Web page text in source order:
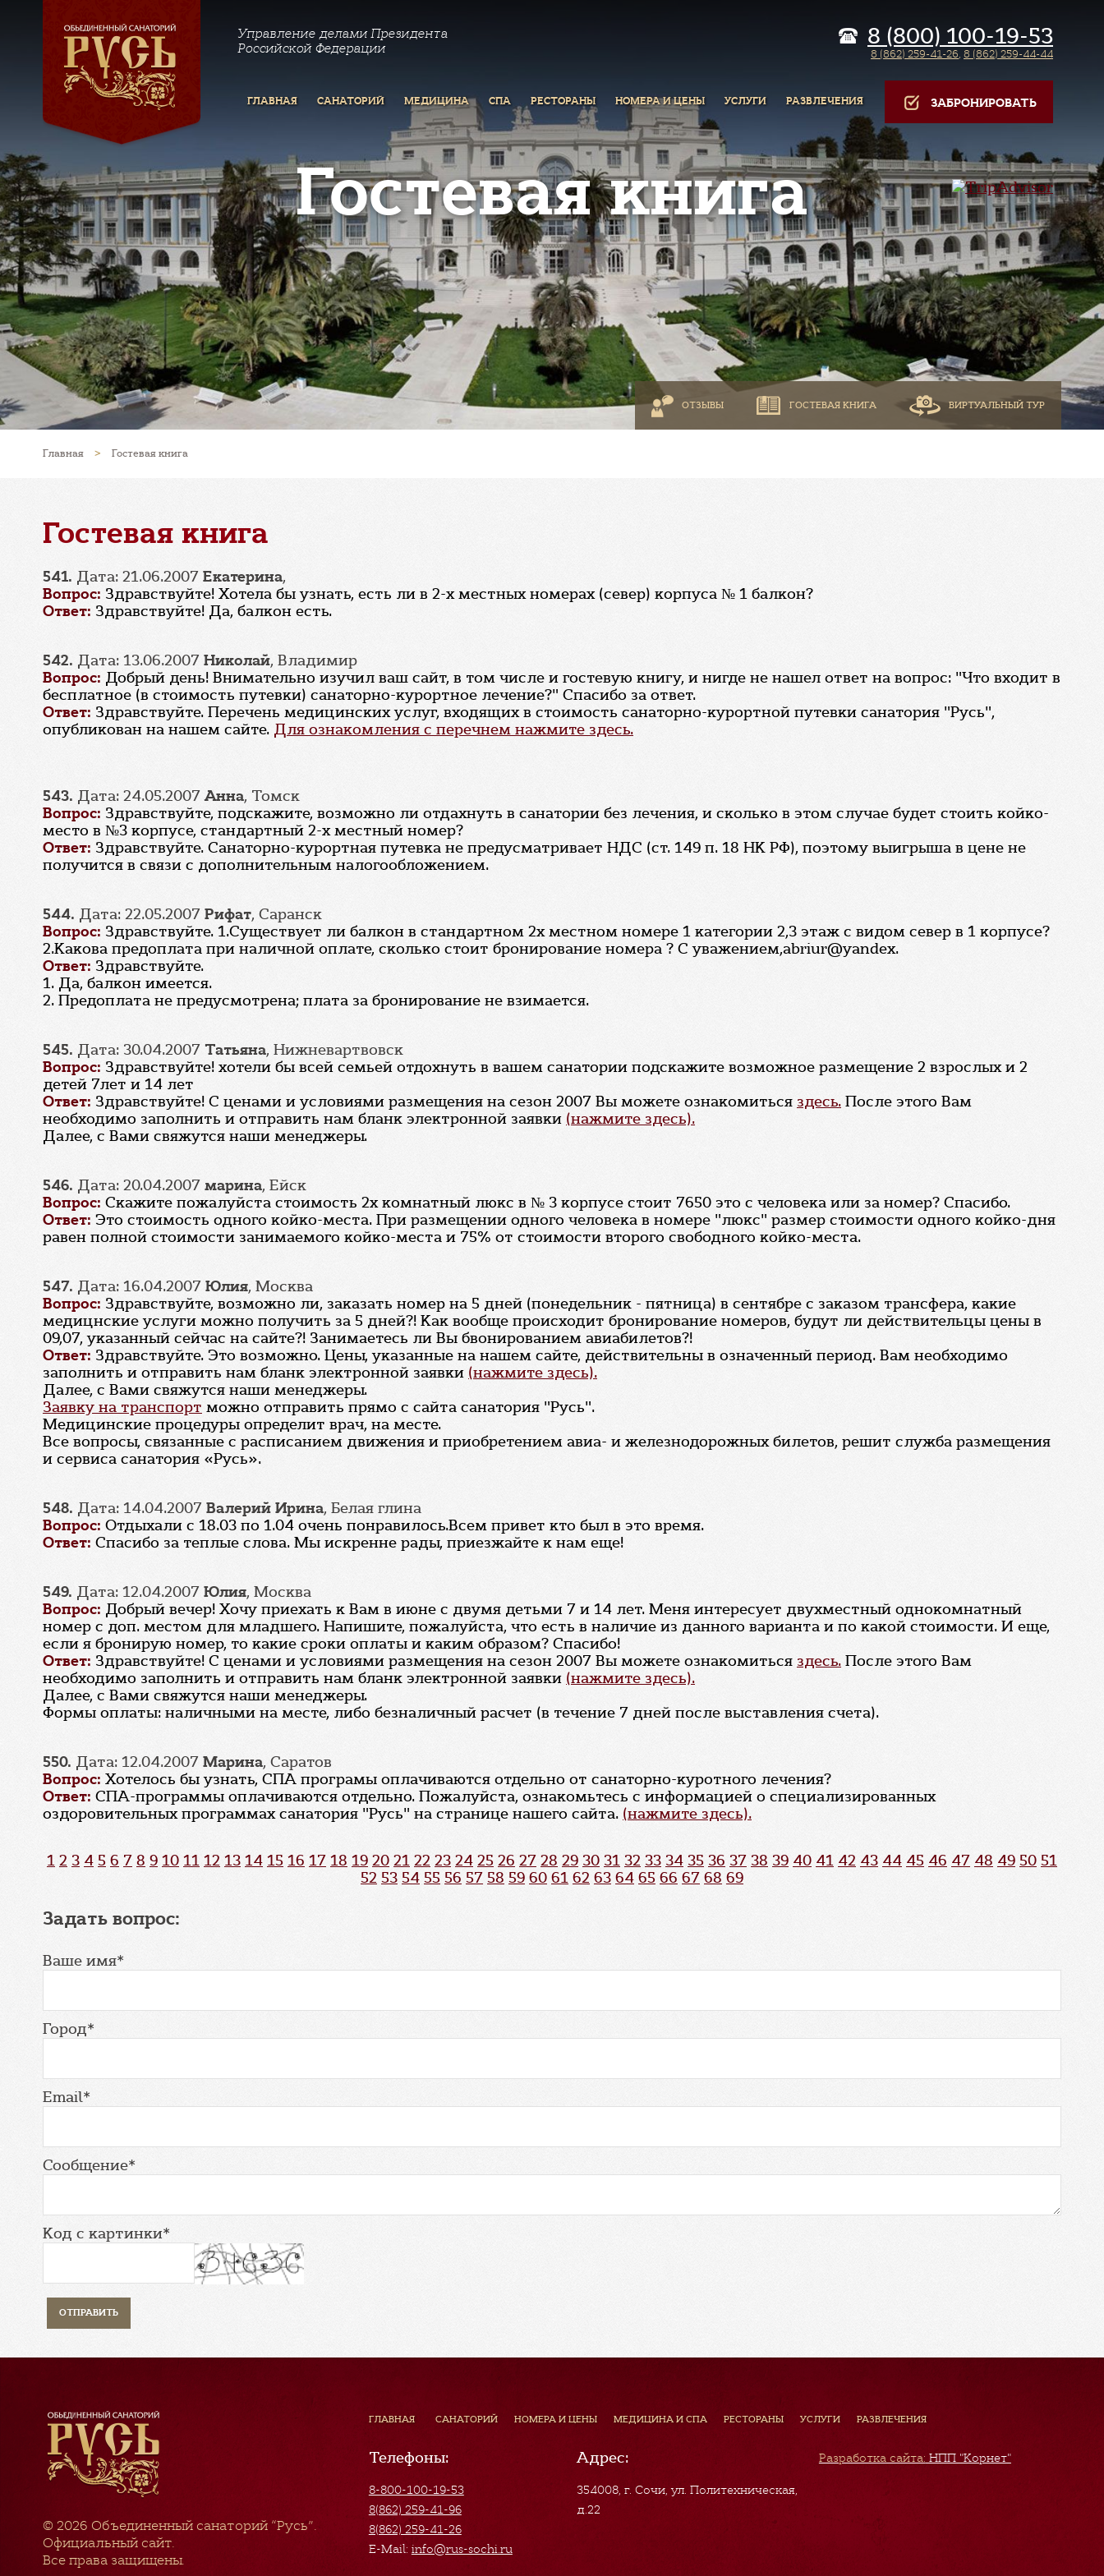
Управление делами Президента
Российской Федерации
8 (800) 100-19-53
8 (862) 259-41-26, 8 (862) 259-44-44
ГЛАВНАЯ САНАТОРИЙ МЕДИЦИНА СПА РЕСТОРАНЫ НОМЕРА И ЦЕНЫ УСЛУГИ РАЗВЛЕЧЕНИЯ ЗАБРОНИРОВАТЬ
Гостевая книга
ОТЗЫВЫ ГОСТЕВАЯ КНИГА ВИРТУАЛЬНЫЙ ТУР
Главная > Гостевая книга
Гостевая книга
541. Дата: 21.06.2007 Екатерина,
Вопрос: Здравствуйте! Хотела бы узнать, есть ли в 2-х местных номерах (север) корпуса № 1 балкон?
Ответ: Здравствуйте! Да, балкон есть.
542. Дата: 13.06.2007 Николай, Владимир
Вопрос: Добрый день! Внимательно изучил ваш сайт, в том числе и гостевую книгу, и нигде не нашел ответ на вопрос: "Что входит в
бесплатное (в стоимость путевки) санаторно-курортное лечение?" Спасибо за ответ.
Ответ: Здравствуйте. Перечень медицинских услуг, входящих в стоимость санаторно-курортной путевки санатория "Русь",
опубликован на нашем сайте. Для ознакомления с перечнем нажмите здесь.
543. Дата: 24.05.2007Анна, Томск
Вопрос: Здравствуйте, подскажите, возможно ли отдахнуть в санатории без лечения, и сколько в этом случае будет стоить койко-
место в №3 корпусе, стандартный 2-х местный номер?
Ответ: Здравствуйте. Санаторно-курортная путевка не предусматривает НДС (ст. 149 п. 18 НК РФ), поэтому выигрыша в цене не
получится в связи с дополнительным налогообложением.
544. Дата: 22.05.2007 Рифат, Саранск
Вопрос: Здравствуйте. 1.Существует ли балкон в стандартном 2х местном номере 1 категории 2,3 этаж с видом север в 1 корпусе?
2.Какова предоплата при наличной оплате, сколько стоит бронирование номера ? С уважением,abriur@yandex.
Ответ: Здравствуйте.
1. Да, балкон имеется.
2. Предоплата не предусмотрена; плата за бронирование не взимается.
545. Дата: 30.04.2007 Татьяна, Нижневартвовск
Вопрос: Здравствуйте! хотели бы всей семьей отдохнуть в вашем санатории подскажите возможное размещение 2 взрослых и 2
детей 7лет и 14 лет
Ответ: Здравствуйте! С ценами и условиями размещения на сезон 2007 Вы можете ознакомиться здесь. После этого Вам
необходимо заполнить и отправить нам бланк электронной заявки (нажмите здесь).
Далее, с Вами свяжутся наши менеджеры.
546. Дата: 20.04.2007 марина, Ейск
Вопрос: Скажите пожалуйста стоимость 2х комнатный люкс в № 3 корпусе стоит 7650 это с человека или за номер? Спасибо.
Ответ: Это стоимость одного койко-места. При размещении одного человека в номере "люкс" размер стоимости одного койко-дня
равен полной стоимости занимаемого койко-места и 75% от стоимости второго свободного койко-места.
547. Дата: 16.04.2007 Юлия, Москва
Вопрос: Здравствуйте, возможно ли, заказать номер на 5 дней (понедельник - пятница) в сентябре с заказом трансфера, какие
медицнские услуги можно получить за 5 дней?! Как вообще происходит бронирование номеров, будут ли действительцы цены в
09,07, указанный сейчас на сайте?! Занимаетесь ли Вы бвонированием авиабилетов?!
Ответ: Здравствуйте. Это возможно. Цены, указанные на нашем сайте, действительны в означенный период. Вам необходимо
заполнить и отправить нам бланк электронной заявки (нажмите здесь).
Далее, с Вами свяжутся наши менеджеры.
Заявку на транспорт можно отправить прямо с сайта санатория "Русь".
Медицинские процедуры определит врач, на месте.
Все вопросы, связанные с расписанием движения и приобретением авиа- и железнодорожных билетов, решит служба размещения
и сервиса санатория «Русь».
548. Дата: 14.04.2007 Валерий Ирина, Белая глина
Вопрос: Отдыхали с 18.03 по 1.04 очень понравилось.Всем привет кто был в это время.
Ответ: Спасибо за теплые слова. Мы искренне рады, приезжайте к нам еще!
549. Дата: 12.04.2007 Юлия, Москва
Вопрос: Добрый вечер! Хочу приехать к Вам в июне с двумя детьми 7 и 14 лет. Меня интересует двухместный однокомнатный
номер с доп. местом для младшего. Напишите, пожалуйста, что есть в наличие из данного варианта и по какой стоимости. И еще,
если я бронирую номер, то какие сроки оплаты и каким образом? Спасибо!
Ответ: Здравствуйте! С ценами и условиями размещения на сезон 2007 Вы можете ознакомиться здесь. После этого Вам
необходимо заполнить и отправить нам бланк электронной заявки (нажмите здесь).
Далее, с Вами свяжутся наши менеджеры.
Формы оплаты: наличными на месте, либо безналичный расчет (в течение 7 дней после выставления счета).
550. Дата: 12.04.2007 Марина, Саратов
Вопрос: Хотелось бы узнать, СПА програмы оплачиваются отдельно от санаторно-куротного лечения?
Ответ: СПА-программы оплачиваются отдельно. Пожалуйста, ознакомьтесь с информацией о специализированных
оздоровительных программах санатория "Русь" на странице нашего сайта. (нажмите здесь).
1 2 3 4 5 6 7 8 9 10 11 12 13 14 15 16 17 18 19 20 21 22 23 24 25 26 27 28 29 30 31 32 33 34 35 36 37 38 39 40 41 42 43 44 45 46 47 48 49 50 51
52 53 54 55 56 57 58 59 60 61 62 63 64 65 66 67 68 69
Задать вопрос:
Ваше имя*
Город*
Email*
Сообщение*
Код с картинки*
© 2026 Объединенный санаторий “Русь”.
Официальный сайт.
Все права защищены.
ГЛАВНАЯ САНАТОРИЙ НОМЕРА И ЦЕНЫ МЕДИЦИНА И СПА РЕСТОРАНЫ УСЛУГИ РАЗВЛЕЧЕНИЯ
Телефоны:
8-800-100-19-53
8(862) 259-41-96
8(862) 259-41-26
E-Mail: info@rus-sochi.ru
Адрес:
354008, г. Сочи,ул. Политехническая,
д.22
Разработка сайта: НПП "Корнет"